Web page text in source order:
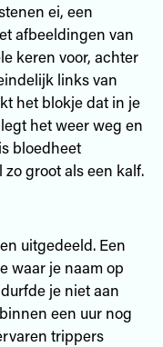
ei, een
afbeeldingen van
keren voor, achter
links van
het blokje dat in je
het weer weg en
bloedheet
groot als een kalf.
uitgedeeld. Een
waar je naam op
durfde je niet aan
een uur nog
trippers